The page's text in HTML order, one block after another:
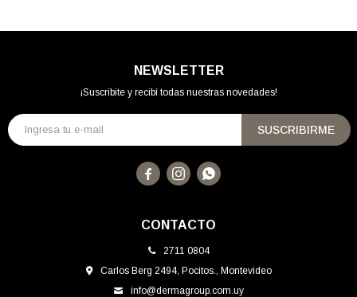
CONTACTO
2711 0804
Carlos Berg 2494, Pocitos., Montevideo
info@dermagroup.com.uy
NEWSLETTER
¡Suscribite y recibí todas nuestras novedades!
SUSCRIBIRME
  